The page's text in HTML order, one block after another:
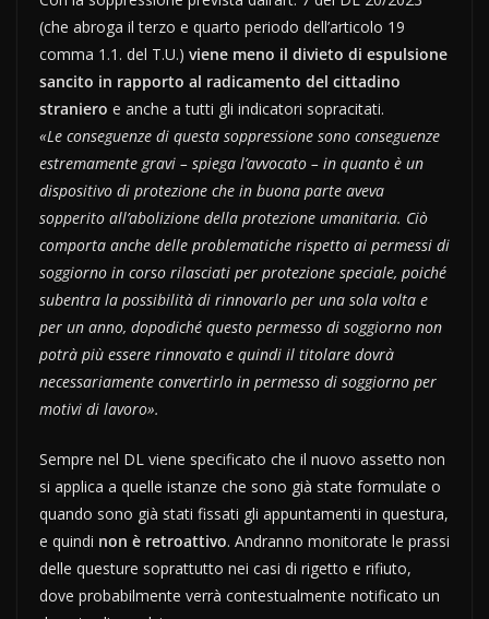
(che abroga il terzo e quarto periodo dell’articolo 19
comma 1.1. del T.U.) viene meno il divieto di espulsione
sancito in rapporto al radicamento del cittadino
straniero e anche a tutti gli indicatori sopracitati.
«Le conseguenze di questa soppressione sono conseguenze
estremamente gravi – spiega l’avvocato – in quanto è un
dispositivo di protezione che in buona parte aveva
sopperito all’abolizione della protezione umanitaria. Ciò
comporta anche delle problematiche rispetto ai permessi di
soggiorno in corso rilasciati per protezione speciale, poiché
subentra la possibilità di rinnovarlo per una sola volta e
per un anno, dopodiché questo permesso di soggiorno non
potrà più essere rinnovato e quindi il titolare dovrà
necessariamente convertirlo in permesso di soggiorno per
motivi di lavoro».
Sempre nel DL viene specificato che il nuovo assetto non
si applica a quelle istanze che sono già state formulate o
quando sono già stati fissati gli appuntamenti in questura,
e quindi non è retroattivo. Andranno monitorate le prassi
delle questure soprattutto nei casi di rigetto e rifiuto,
dove probabilmente verrà contestualmente notificato un